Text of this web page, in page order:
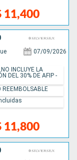
11,400
07/09/2026
11,800
INCLUYE LA
DEL 30% DE AFIP -
REEMBOLSABLE